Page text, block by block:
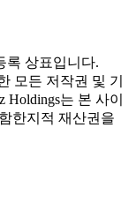
록 상표입니다.
모든 저작권 및 기
는 본 사이
한지적 재산권을